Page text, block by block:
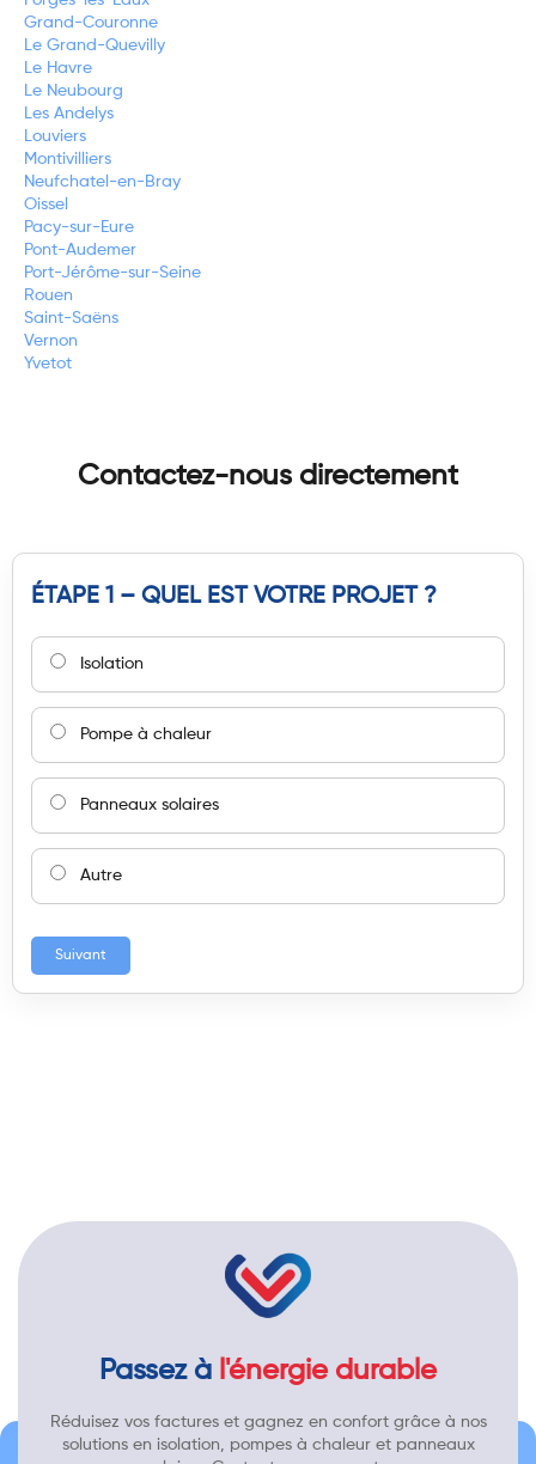
Grand-Couronne
Le Grand-Quevilly
Le Havre
Le Neubourg
Les Andelys
Louviers
Montivilliers
Neufchatel-en-Bray
Oissel
Pacy-sur-Eure
Pont-Audemer
Port-Jérôme-sur-Seine
Rouen
Saint-Saëns
Vernon
Yvetot
Contactez-nous directement
ÉTAPE 1 – QUEL EST VOTRE PROJET ?
Isolation
Pompe à chaleur
Panneaux solaires
Autre
Suivant
Passez à l'énergie durable
Réduisez vos factures et gagnez en confort grâce à nos
solutions en isolation, pompes à chaleur et panneaux